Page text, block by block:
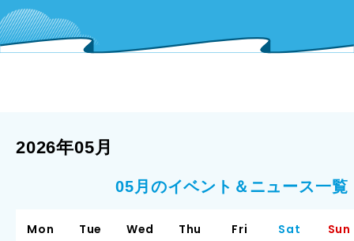
2026年05月
05月のイベント＆ニュース一
Mon Tue Wed Thu Fri Sat Sun